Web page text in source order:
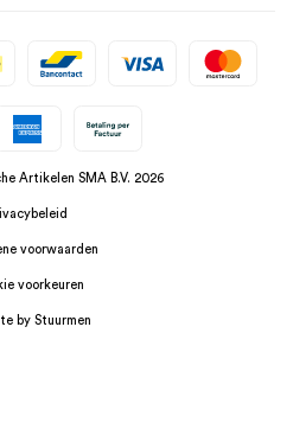
Artikelen SMA B.V. 2026
voorwaarden
voorkeuren
by Stuurmen